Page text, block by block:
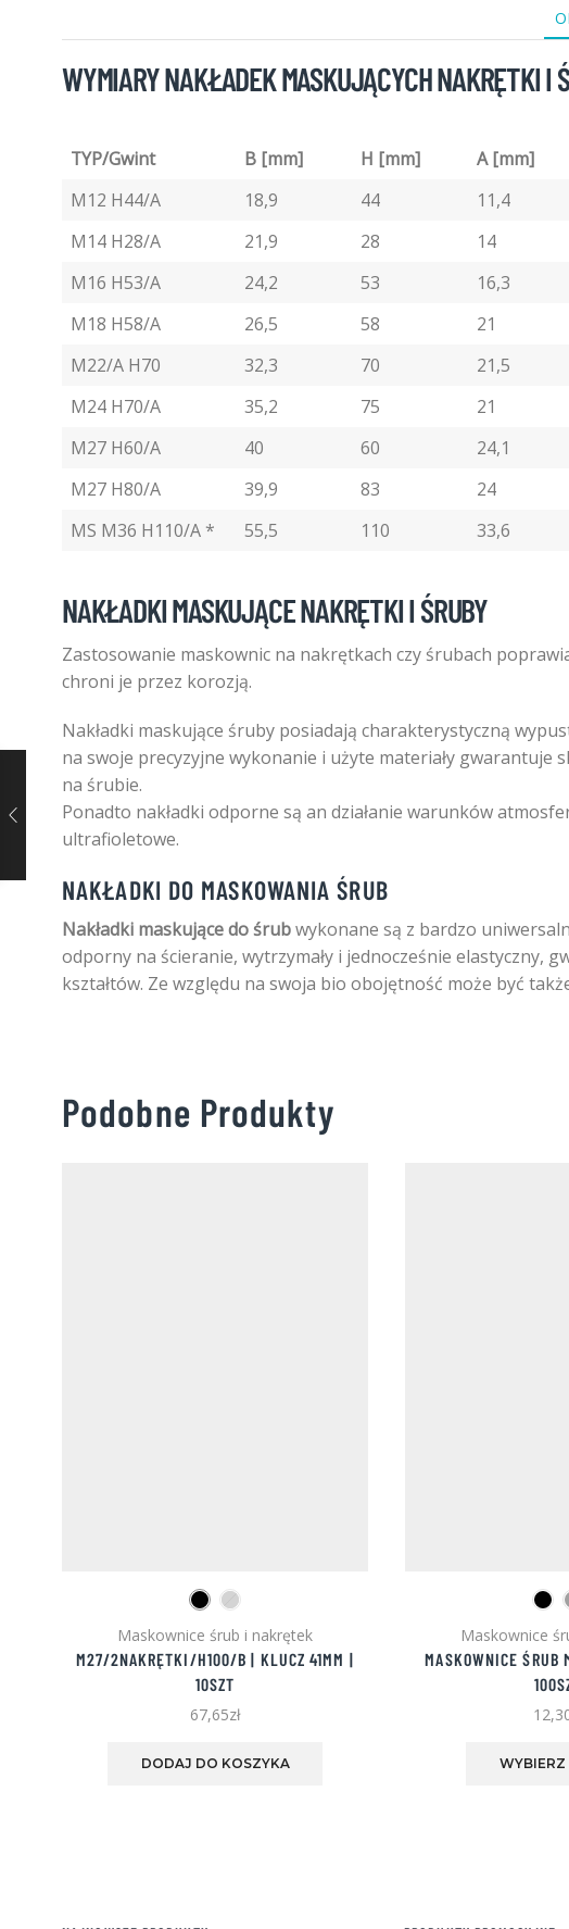
WYMIARY NAKŁADEK MASKUJĄCYCH NAKRĘTKI I
TYP/Gwint B [mm] H [mm] A [mm]
M12 H44/A
18,9 44 11,4
M14 H28/A
21,9 28 14
M16 H53/A
24,2 53 16,3
M18 H58/A
26,5 58 21
M22/A H70
32,3 70 21,5
M24 H70/A
35,2 75 21
M27 H60/A
40 60 24,1
M27 H80/A
39,9 83 24
MS M36 H110/A *
55,5 110 33,6
NAKŁADKI MASKUJĄCE NAKRĘTKI I ŚRUBY
Zastosowanie maskownic na nakrętkach czy śrubach
chroni je przez korozją.
Nakładki maskujące śruby posiadają charakterystyczną
na swoje precyzyjne wykonanie i użyte materiały gwarantuje
na śrubie.
Ponadto nakładki odporne są an działanie warunków
ultrafioletowe.
NAKŁADKI DO MASKOWANIA ŚRUB
Nakładki maskujące do śrubwykonane są z bardzo
odporny na ścieranie, wytrzymały i jednocześnie elastyczny,
kształtów. Ze względu na swoja bio obojętność może być
Podobne Produkty
Maskownice śrub i nakrętek
M27/2NAKRĘTKI/H100/B | KLUCZ 41MM |
10SZT
67,65zł
DODAJ DO KOSZYKA
Maskownice
MASKOWNICE ŚRUB
WYBIERZ